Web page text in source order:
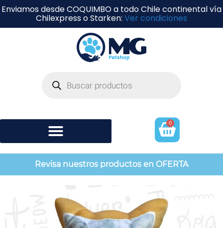
Enviamos desde COQUIMBO a todo Chile continental vía
Chilexpress o Starken: Ver condiciones
0
Revisa nuestros productos en OFERTA